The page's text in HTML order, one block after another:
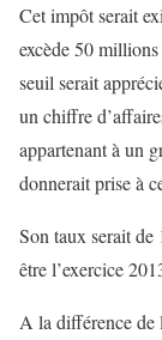
Cet impôt serait
excède 50
seuil serait
un chiffre
appartenant à un
donnerait prise à
Son taux serait
être l’exercice
A la différence de